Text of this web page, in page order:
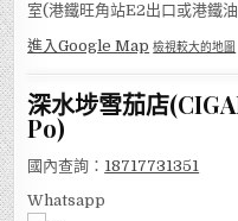
室(港鐵旺角站E2出口或港鐵
進入Google Map 檢視較大的地圖
深水埗雪茄店
Po)
國內查詢： 18717731351
Whatsapp